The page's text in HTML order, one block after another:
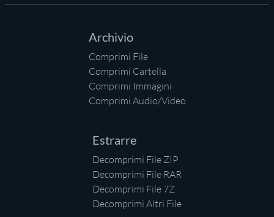
Archivio
Comprimi File
Comprimi Cartella
Comprimi Immagini
Comprimi Audio/Video
Estrarre
Decomprimi File ZIP
Decomprimi File RAR
Decomprimi File 7Z
Decomprimi Altri File